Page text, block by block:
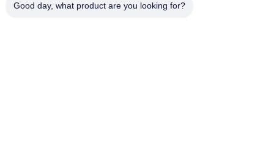
Good day, what product are you looking for?